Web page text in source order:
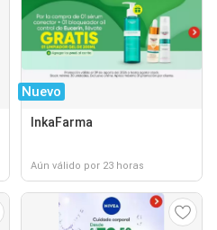
Nuevo
InkaFarma
Aún válido por 23 horas